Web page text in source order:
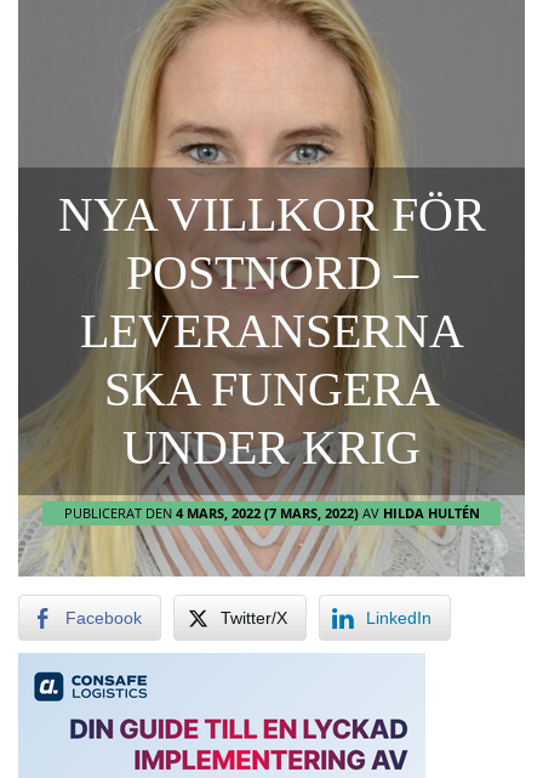
NYA VILLKOR FÖR
POSTNORD –
LEVERANSERNA
SKA FUNGERA
UNDER KRIG
PUBLICERAT DEN 4 MARS, 2022(7 MARS, 2022) AV HILDA HULTÉN
Facebook Twitter/X LinkedIn